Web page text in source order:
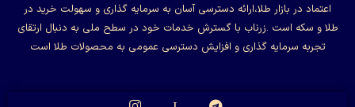
اعتماد در بازار طلا،ارائه دسترسی آسان به سرمایه گذاری و سهولت خرید در
طلا و سکه است .زرناب با گسترش خدمات خود در سطح ملی به دنبال ارتقای
تجربه سرمایه گذاری و افزایش دسترسی عمومی به محصولات طلا است